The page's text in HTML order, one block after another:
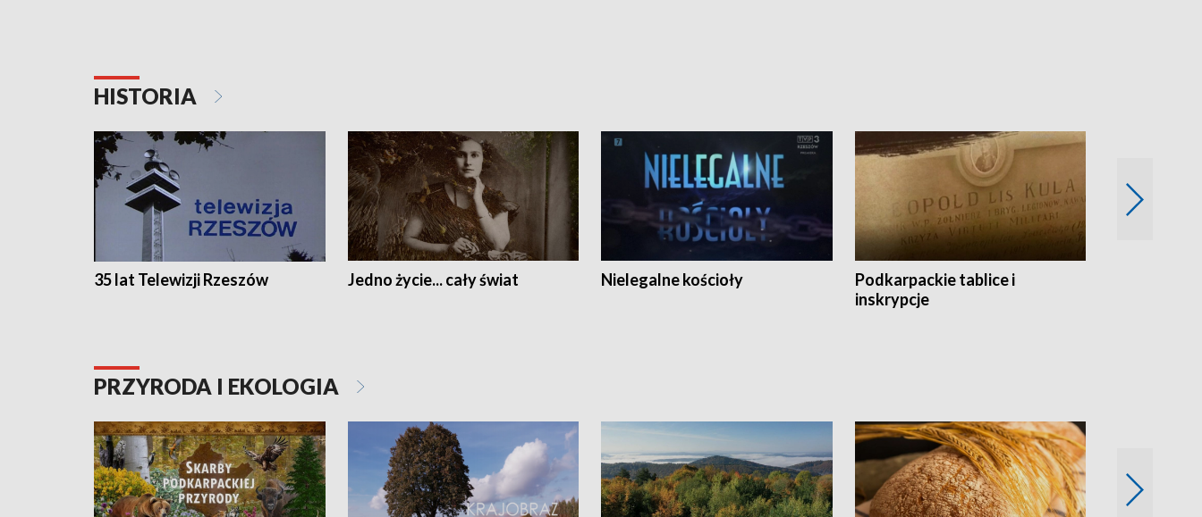
HISTORIA
35 lat Telewizji Rzeszów Jedno życie... cały świat Nielegalne kościoły
Podkarpackie tablice i
inskrypcje
PRZYRODA I EKOLOGIA